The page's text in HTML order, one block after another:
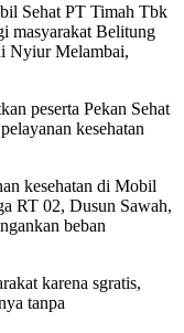
Sehat PT Timah Tbk
masyarakat Belitung
Nyiur Melambai,
peserta Pekan Sehat
kesehatan
kesehatan di Mobil
RT 02, Dusun Sawah,
beban
karena sgratis,
tanpa